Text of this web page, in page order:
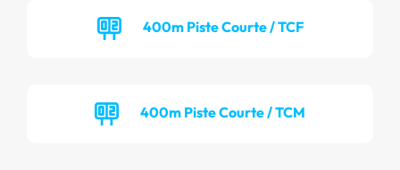
400m Piste Courte / TCF
400m Piste Courte / TCM